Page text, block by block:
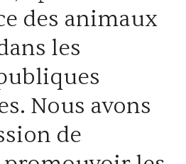
des animaux
les
Nous avons
de